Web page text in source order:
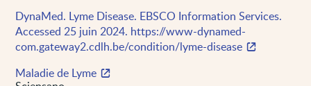
DynaMed. Lyme Disease. EBSCO Information Services.
Accessed 25 juin 2024. https://www-dynamed-
com.gateway2.cdlh.be/condition/lyme-disease
Maladie de Lyme